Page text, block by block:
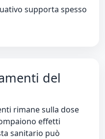
supporta spesso
del
rimane sulla dose
effetti
sanitario può